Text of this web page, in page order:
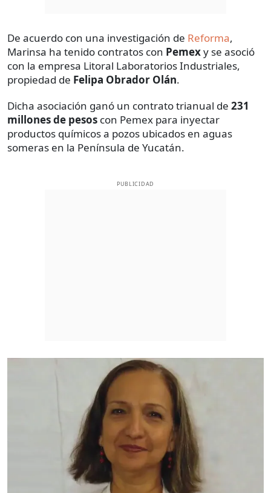
De acuerdo con una investigación de Reforma,
Marinsa ha tenido contratos con Pemexy se asoció
con la empresa Litoral Laboratorios Industriales,
propiedad de Felipa Obrador Olán.
Dicha asociación ganó un contrato trianual de 231
millones de pesos con Pemex para inyectar
productos químicos a pozos ubicados en aguas
someras en la Península de Yucatán.
PUBLICIDAD